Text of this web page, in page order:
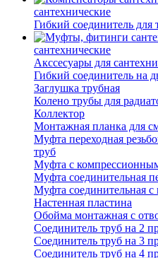
сантехнические
Гибкий соединитель для
сантехнические
Акссесуары для
Гибкий соединитель на
Заглушка трубная
Колено трубы для
Коллектор
Монтажная планка для
Муфта переходная
труб
Муфта с
Муфта соединительная
Муфта соединительная с
Настенная пластина
Обойма монтажная с
Соединитель труб на 2
Соединитель труб на 3
Соединитель труб на 4